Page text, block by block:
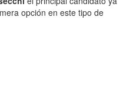
opción en este tipo de